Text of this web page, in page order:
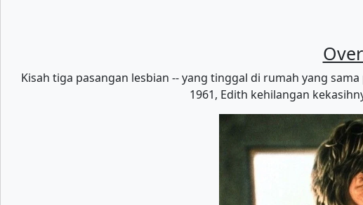
Kisah tiga pasangan lesbian -- yang tinggal di rumah yang
1961, Edith kehilangan